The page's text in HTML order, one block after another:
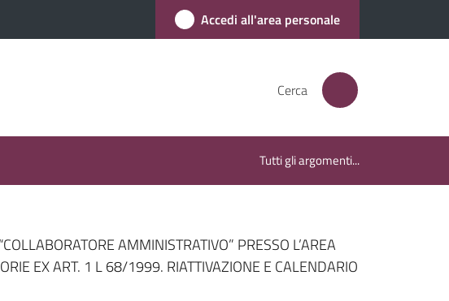
Accedi all'area personale
Cerca
Tutti gli argomenti...
AMMINISTRATIVO” PRESSO L’AREA
EX ART. 1 L 68/1999. RIATTIVAZIONE E CALENDARIO